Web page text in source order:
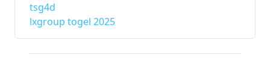
tsg4d
lxgroup togel 2025